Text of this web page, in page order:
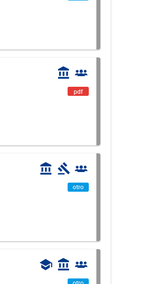
pdf
otro